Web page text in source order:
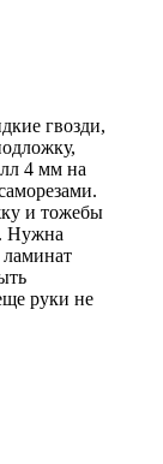
гвозди,
4 мм на
и тожебы
Нужна
ламинат
руки не